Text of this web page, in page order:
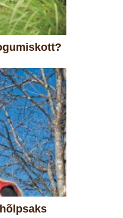
hõlpsaks